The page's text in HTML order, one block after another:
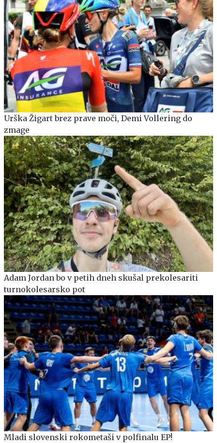
Urška Žigart brez prave moči, Demi Vollering do
zmage
Adam Jordan bo v petih dneh skušal prekolesariti
turnokolesarsko pot
Mladi slovenski rokometaši v polfinalu EP!